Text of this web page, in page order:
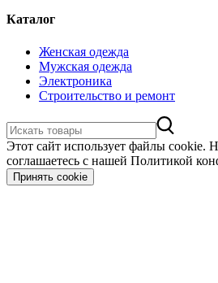
Каталог
Женская одежда
Мужская одежда
Электроника
Строительство и ремонт
Этот сайт использует файлы cookie.
соглашаетесь с нашей Политикой
Принять cookie